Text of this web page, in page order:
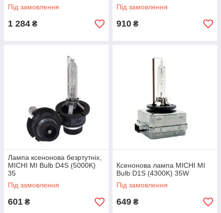
Під замовлення
1 284 ₴
Під замовлення
910 ₴
Лампа ксенонова безртутніх,
MICHI MI Bulb D4S (5000K)
35
Під замовлення
601 ₴
Ксенонова лампа MICHI MI
Bulb D1S (4300K) 35W
Під замовлення
649 ₴